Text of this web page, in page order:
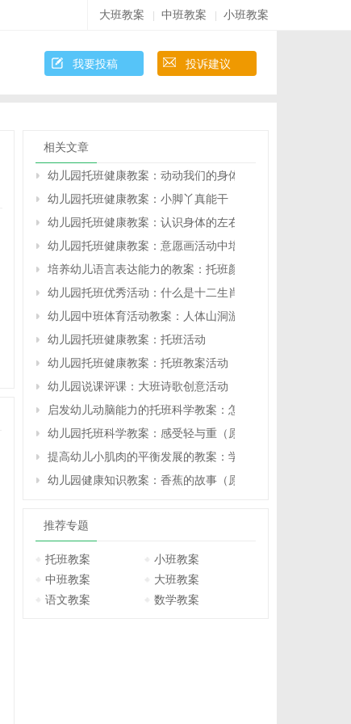
大班教案 中班教案 小班教案
我要投稿 投诉建议
相关文章
幼儿园托班健康教案：动动我们的身体（原创）
幼儿园托班健康教案：小脚丫真能干（原创）
幼儿园托班健康教案：认识身体的左右部位(原创)
幼儿园托班健康教案：意愿画活动中培养幼儿的创新思维
培养幼儿语言表达能力的教案：托班颜色认知活动认识绿色
幼儿园托班优秀活动：什么是十二生肖（原创）
幼儿园中班体育活动教案：人体山洞游戏（原创）
幼儿园托班健康教案：托班活动
幼儿园托班健康教案：托班教案活动
幼儿园说课评课：大班诗歌创意活动（原创）
启发幼儿动脑能力的托班科学教案：怎么让物体站得稳（原
幼儿园托班科学教案：感受轻与重（原创）
提高幼儿小肌肉的平衡发展的教案：学习自己动手冲饮料、
幼儿园健康知识教案：香蕉的故事（原创）
推荐专题
托班教案
小班教案
中班教案
大班教案
语文教案
数学教案